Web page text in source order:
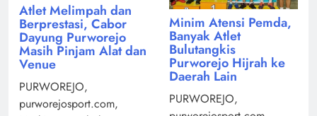
Atlet Melimpah dan
Berprestasi, Cabor
Dayung Purworejo
Masih Pinjam Alat dan
Venue
PURWOREJO,
purworejosport.com,
Minim Atensi Pemda,
Banyak Atlet
Bulutangkis
Purworejo Hijrah ke
Daerah Lain
PURWOREJO,